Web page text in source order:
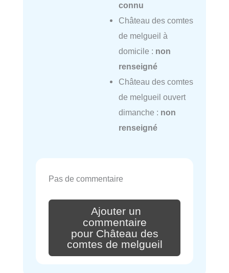
connu
Château des comtes
de melgueil à
domicile : non
renseigné
Château des comtes
de melgueil ouvert
dimanche : non
renseigné
Pas de commentaire
Ajouter un
commentaire
pour Château des
comtes de melgueil